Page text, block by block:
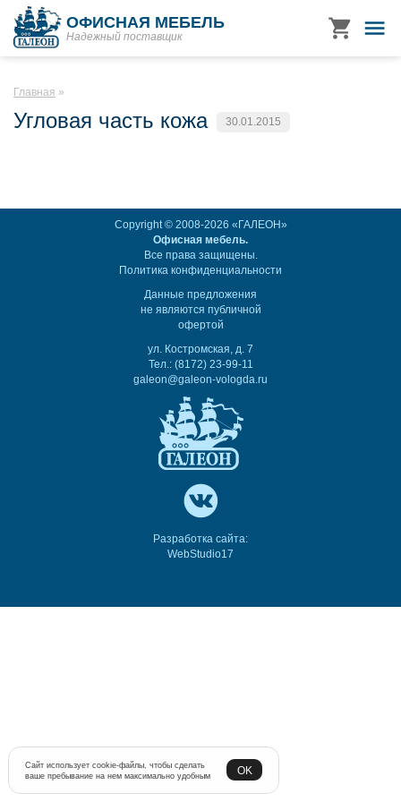
ОФИСНАЯ МЕБЕЛЬ
Надежный поставщик
Главная
Угловая часть кожа 30.01.2015
Copyright © 2008-2026 «ГАЛЕОН»
Офисная мебель.
Все права защищены.
Политика конфиденциальности
Данные предложения
не являются публичной
офертой
ул. Костромская, д. 7
Тел.: (8172) 23-99-11
galeon@galeon-vologda.ru
Разработка сайта:
WebStudio17
Сайт использует cookie-файлы, чтобы сделать
ваше пребывание на нем максимально удобным
OK